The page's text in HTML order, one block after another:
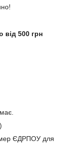
від 500 грн
ЄДРПОУ для